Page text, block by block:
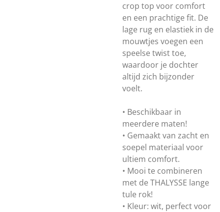
crop top voor comfort
en een prachtige fit. De
lage rug en elastiek in de
mouwtjes voegen een
speelse twist toe,
waardoor je dochter
altijd zich bijzonder
voelt.
• Beschikbaar in
meerdere maten!
• Gemaakt van zacht en
soepel materiaal voor
ultiem comfort.
• Mooi te combineren
met de THALYSSE lange
tule rok!
• Kleur: wit, perfect voor